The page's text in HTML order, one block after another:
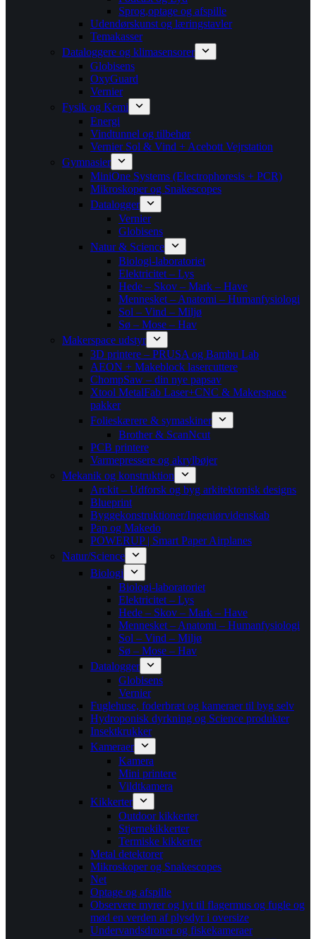
Sprog,optage og afspille
Udendørskunst og læringstavler
Temakasser
Dataloggere og klimasensorer
Globisens
OxyGuard
Vernier
Fysik og Kemi
Energi
Vindtunnel og tilbehør
Vernier Sol & Vind + Acebott Vejrstation
Gymnasier
MiniOne Systems (Electrophoresis + PCR)
Mikroskoper og Snakescopes
Datalogger
Vernier
Globisens
Natur & Science
Biologi-laboratoriet
Elektricitet – Lys
Hede – Skov – Mark – Have
Mennesket – Anatomi – Humanfysiologi
Sol – Vind – Miljø
Sø – Mose – Hav
Makerspace udstyr
3D printere – PRUSA og Bambu Lab
AEON + Makeblock lasercuttere
ChompSaw – din nye papsav
Xtool MetalFab Laser+CNC & Makerspace
pakker
Folieskærere & symaskiner
Brother & ScanNcut
PCB printere
Varmepressere og akrylbøjer
Mekanik og konstruktion
Arckit – Udforsk og byg arkitektonisk designs
Blueprint
Byggekonstruktioner/Ingeniørvidenskab
Pap og Makedo
POWERUP | Smart Paper Airplanes
Natur/Science
Biologi
Biologi-laboratoriet
Elektricitet – Lys
Hede – Skov – Mark – Have
Mennesket – Anatomi – Humanfysiologi
Sol – Vind – Miljø
Sø – Mose – Hav
Datalogger
Globisens
Vernier
Fuglehuse, foderbræt og kameraer til byg selv
Hydroponisk dyrkning og Science produkter
Insektkrukker
Kameraer
Kamera
Mini printere
Vildtkamera
Kikkerter
Outdoor kikkerter
Stjernekikkerter
Termiske kikkerter
Metal detektorer
Mikroskoper og Snakescopes
Net
Optage og afspille
Observere myrer og lyt til flagermus og fugle og
mød en verden af plysdyr i oversize
Undervandsdroner og fiskekameraer